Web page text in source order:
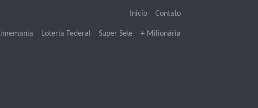
Inicio Contato
Timemania Loteria Federal Super Sete + Milionária